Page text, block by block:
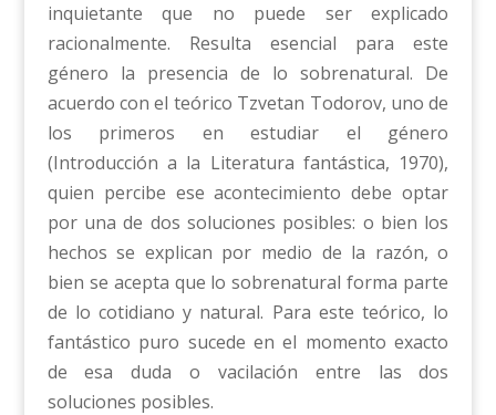
inquietante que no puede ser explicado
racionalmente. Resulta esencial para este
género la presencia de lo sobrenatural. De
acuerdo con el teórico Tzvetan Todorov, uno de
los primeros en estudiar el género
(Introducción a la Literatura fantástica, 1970),
quien percibe ese acontecimiento debe optar
por una de dos soluciones posibles: o bien los
hechos se explican por medio de la razón, o
bien se acepta que lo sobrenatural forma parte
de lo cotidiano y natural. Para este teórico, lo
fantástico puro sucede en el momento exacto
de esa duda o vacilación entre las dos
soluciones posibles.